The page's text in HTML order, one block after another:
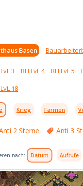
Basen
3 RH LvL 4 RH LvL 5
18
Krieg Farmen
2 Sterne Anti 3
nach: Datum Aufrufe